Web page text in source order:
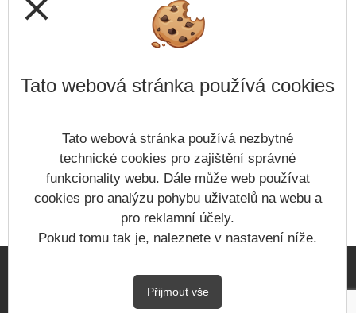
Vitalex Computers s.r.o.
close
Tato webová stránka používá cookies
Tato webová stránka používá nezbytné
technické cookies pro zajištění správné
funkcionality webu. Dále může web používat
cookies pro analýzu pohybu uživatelů na webu a
pro reklamní účely.
Pokud tomu tak je, naleznete v nastavení níže.
Přijmout vše